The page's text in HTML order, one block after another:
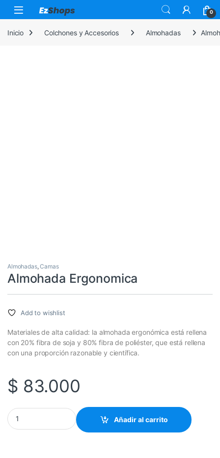
Saltar a la navegación
Saltar al contenido
0
Inicio Colchones y Accesorios Almohadas
Almohadas,Camas
Almohada Ergonomica
Add to wishlist
Materiales de alta calidad: la almohada ergonómica está rellena
con 20% fibra de soja y 80% fibra de poliéster, que está rellena
con una proporción razonable y científica.
$ 83.000
Almohada Ergonomica cantidad
Añadir al carrito